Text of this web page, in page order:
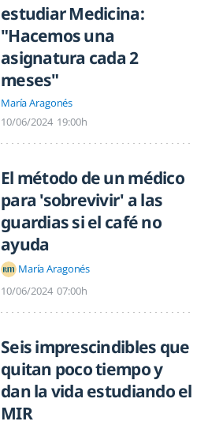
estudiar Medicina:
"Hacemos una
asignatura cada 2
meses"
María Aragonés
10/06/2024 19:00h
El método de un médico
para 'sobrevivir' a las
guardias si el café no
ayuda
María Aragonés
10/06/2024 07:00h
Seis imprescindibles que
quitan poco tiempo y
dan la vida estudiando el
MIR